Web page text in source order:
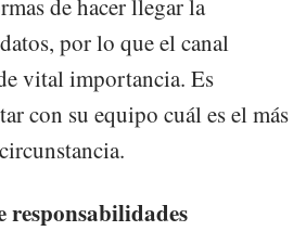
de hacer llegar la
por lo que el canal
vital importancia. Es
con su equipo cuál es el más